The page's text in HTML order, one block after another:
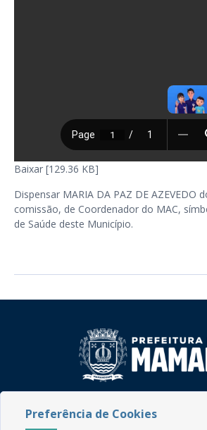
Baixar [129.36 KB]
Dispensar MARIA DA PAZ DE AZEVEDO
comissão, de Coordenador do MAC,
de Saúde deste Município.
CEP: 58.280-000 - Mamanguape/PB
Preferência de Cookies